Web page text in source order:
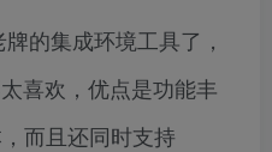
的集成环境工具了，
喜欢，优点是功能丰
而且还同时支持